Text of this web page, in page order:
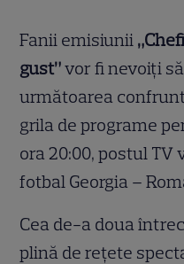
Fanii emisiunii
gust”vor fi nevoiți
următoarea
grila de programe
ora 20:00, postul TV
fotbal Georgia –
Cea de-a doua
plină de rețete